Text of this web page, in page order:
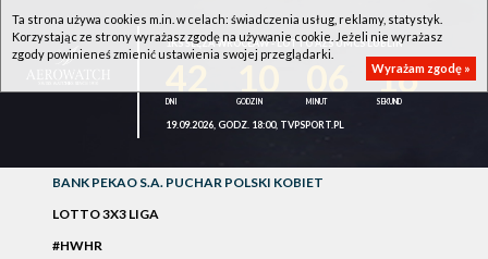
1KS ŚLĘZA WROCŁAW - LOTTO AZS UMCS LUBLIN
16
19.09.2026, GODZ. 18:00, TVPSPORT.PL
BANK PEKAO S.A. PUCHAR POLSKI KOBIET
LOTTO 3X3 LIGA
#HWHR
Ta strona używa cookies m.in. w celach: świadczenia usług, reklamy, statystyk.
Korzystając ze strony wyrażasz zgodę na używanie cookie. Jeżeli nie wyrażasz
zgody powinieneś zmienić ustawienia swojej przeglądarki.
Wyrażam zgodę »